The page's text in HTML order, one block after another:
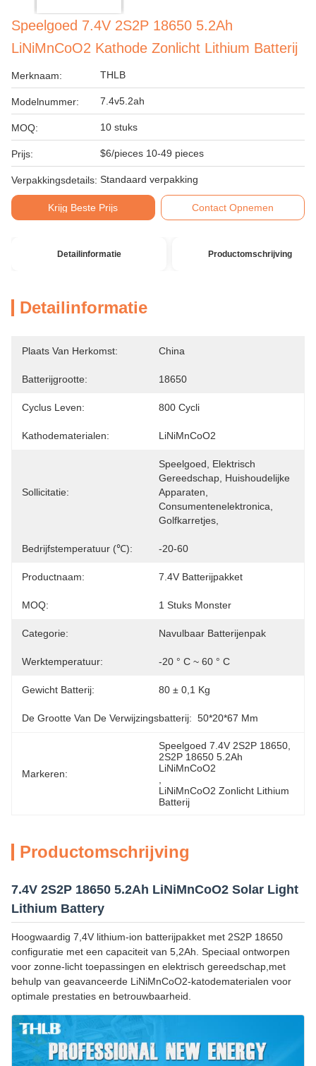
Speelgoed 7.4V 2S2P 18650 5.2Ah
LiNiMnCoO2 Kathode Zonlicht Lithium Batterij
Merknaam: THLB
Modelnummer: 7.4v5.2ah
MOQ: 10 stuks
Prijs: $6/pieces 10-49 pieces
Verpakkingsdetails: Standaard verpakking
Krijg Beste Prijs Contact Opnemen
Detailinformatie Productomschrijving
Detailinformatie
Plaats Van Herkomst: China
Batterijgrootte: 18650
Cyclus Leven: 800 Cycli
Kathodematerialen: LiNiMnCoO2
Sollicitatie:
Speelgoed, Elektrisch
Gereedschap, Huishoudelijke
Apparaten,
Consumentenelektronica,
Golfkarretjes,
Bedrijfstemperatuur (℃): -20-60
Productnaam: 7.4V Batterijpakket
MOQ: 1 Stuks Monster
Categorie: Navulbaar Batterijenpak
Werktemperatuur: -20 ° C ~ 60 ° C
Gewicht Batterij: 80 ± 0,1 Kg
De Grootte Van De Verwijzingsbatterij: 50*20*67 Mm
Markeren:
Speelgoed 7.4V 2S2P 18650
2S2P 18650 5.2Ah
LiNiMnCoO2
LiNiMnCoO2 Zonlicht Lithium
Batterij
Productomschrijving
7.4V 2S2P 18650 5.2Ah LiNiMnCoO2 Solar Light
Lithium Battery
Hoogwaardig 7,4V lithium-ion batterijpakket met 2S2P 18650
configuratie met een capaciteit van 5,2Ah. Speciaal ontworpen
voor zonne-licht toepassingen en elektrisch gereedschap,met
behulp van geavanceerde LiNiMnCoO2-katodematerialen voor
optimale prestaties en betrouwbaarheid.